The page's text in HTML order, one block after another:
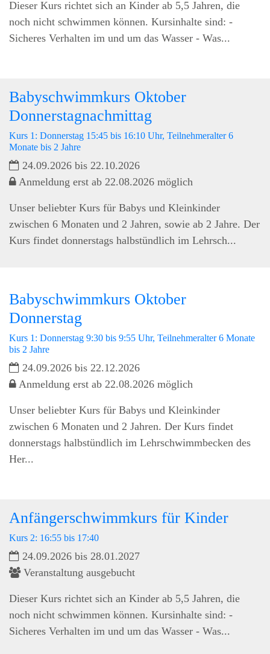
Dieser Kurs richtet sich an Kinder ab 5,5 Jahren, die
noch nicht schwimmen können. Kursinhalte sind: -
Sicheres Verhalten im und um das Wasser - Was...
Babyschwimmkurs Oktober
Donnerstagnachmittag
Kurs 1: Donnerstag 15:45 bis 16:10 Uhr, Teilnehmeralter 6
Monate bis 2 Jahre
24.09.2026 bis 22.10.2026
Anmeldung erst ab 22.08.2026 möglich
Unser beliebter Kurs für Babys und Kleinkinder
zwischen 6 Monaten und 2 Jahren, sowie ab 2 Jahre. Der
Kurs findet donnerstags halbstündlich im Lehrsch...
Babyschwimmkurs Oktober
Donnerstag
Kurs 1: Donnerstag 9:30 bis 9:55 Uhr, Teilnehmeralter 6 Monate
bis 2 Jahre
24.09.2026 bis 22.12.2026
Anmeldung erst ab 22.08.2026 möglich
Unser beliebter Kurs für Babys und Kleinkinder
zwischen 6 Monaten und 2 Jahren. Der Kurs findet
donnerstags halbstündlich im Lehrschwimmbecken des
Her...
Anfängerschwimmkurs für Kinder
Kurs 2: 16:55 bis 17:40
24.09.2026 bis 28.01.2027
Veranstaltung ausgebucht
Dieser Kurs richtet sich an Kinder ab 5,5 Jahren, die
noch nicht schwimmen können. Kursinhalte sind: -
Sicheres Verhalten im und um das Wasser - Was...